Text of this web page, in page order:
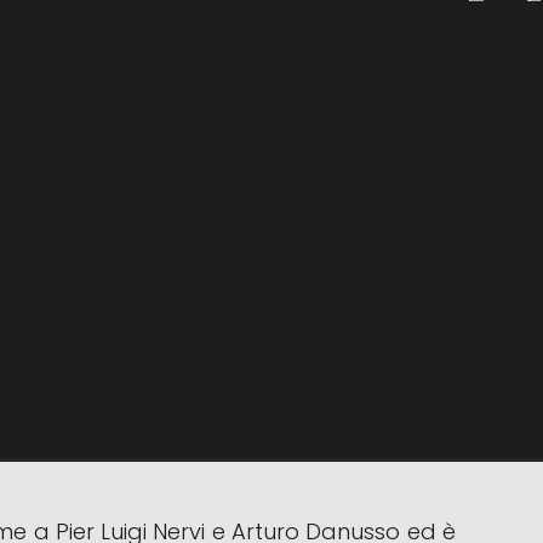
1891 a Milano e scomparso il 16
in Italia. Ha contribuito in modo
a Pier Luigi Nervi e Arturo Danusso ed è